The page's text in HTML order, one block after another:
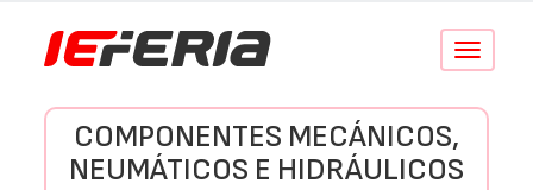
Conmutar
COMPONENTES MECÁNICOS,
NEUMÁTICOS E HIDRÁULICOS